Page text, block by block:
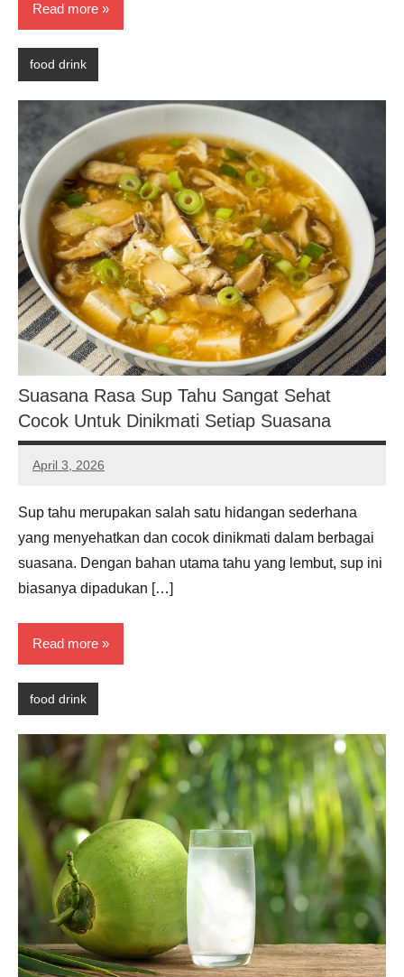
Read more
food drink
Suasana Rasa Sup Tahu Sangat Sehat
Cocok Untuk Dinikmati Setiap Suasana
April 3, 2026
Noah
Sup tahu merupakan salah satu hidangan sederhana
yang menyehatkan dan cocok dinikmati dalam berbagai
suasana. Dengan bahan utama tahu yang lembut, sup ini
biasanya dipadukan […]
Read more
food drink